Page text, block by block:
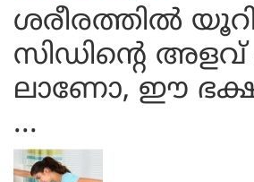
ശരീരത്തില്‍
സിഡിന്റെ
ലാണോ, ഈ
...